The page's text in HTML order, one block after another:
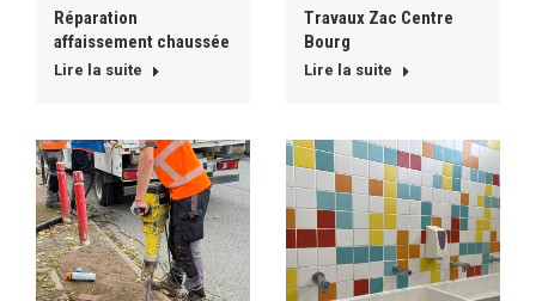
Réparation
affaissement chaussée
Lire la suite
Travaux Zac Centre
Bourg
Lire la suite